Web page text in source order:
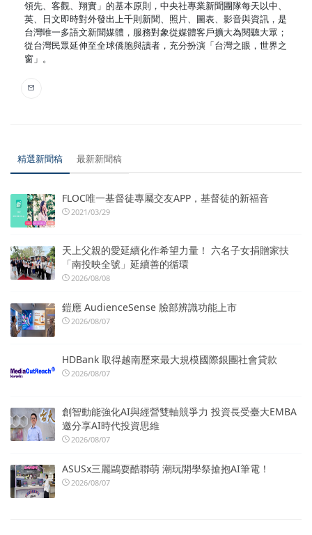
領先、客觀、翔實」的基本原則，中央社專業新聞團隊每天以中、
英、日文即時對外發出上千則新聞、照片、圖表、影音與資訊，是
台灣唯一多語文新聞媒體，服務對象從媒體客戶擴大為閱聽大眾；
從台灣民眾延伸至全球僑胞與讀者，充分扮演「台灣之眼，世界之
窗」。
精選新聞稿 最新新聞稿
FLOC唯一基督徒專屬交友APP，基督徒的新福音
2021/03/29
天上父親的愛延續化作希望力量！ 六名子女捐贈家扶
「南投映全號」延續善的循環
2026/08/08
鎧應 AudienceSense 臉部辨識功能上市
2026/08/07
HDBank 取得越南歷來最大規模國際銀團社會貸款
2026/08/07
創智動能強化AI與經營雙軸競爭力 投資長受臺大EMBA
邀分享AI時代投資思維
2026/08/07
ASUSx三麗鷗耍酷聯萌 潮玩開學祭搶抱AI筆電！
2026/08/07